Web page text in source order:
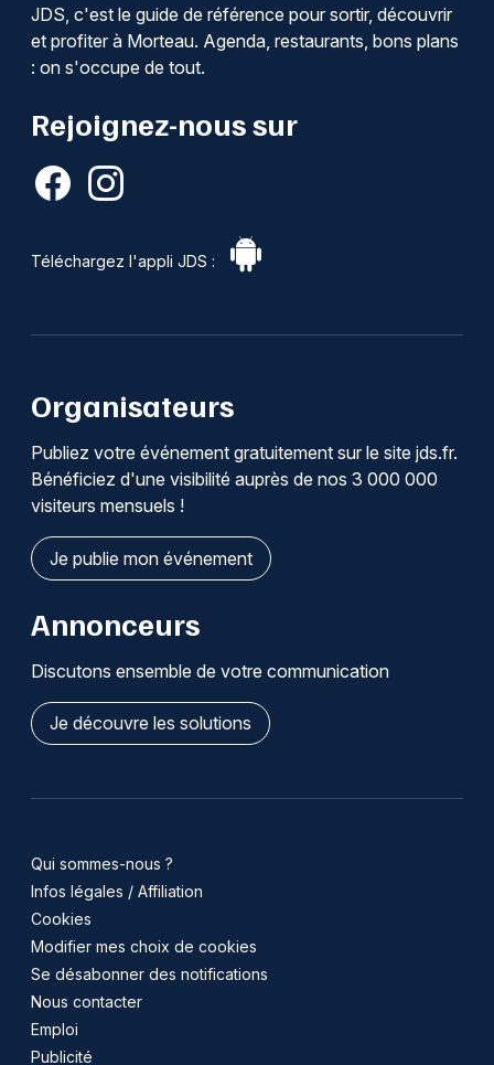
JDS, c'est le guide de référence pour sortir, découvrir
et profiter à Morteau. Agenda, restaurants, bons plans
: on s'occupe de tout.
Rejoignez-nous sur
Téléchargez l'appli JDS :
Organisateurs
Publiez votre événement gratuitement sur le site jds.fr.
Bénéficiez d'une visibilité auprès de nos 3 000 000
visiteurs mensuels !
Je publie mon événement
Annonceurs
Discutons ensemble de votre communication
Je découvre les solutions
Qui sommes-nous ?
Infos légales / Affiliation
Cookies
Modifier mes choix de cookies
Se désabonner des notifications
Nous contacter
Emploi
Publicité